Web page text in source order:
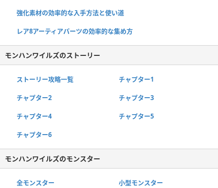
強化素材の効率的な入手方法と使い道
レア8アーティアパーツの効率的な集め方
モンハンワイルズのストーリー
ストーリー攻略一覧 チャプター1
チャプター2 チャプター3
チャプター4 チャプター5
チャプター6
モンハンワイルズのモンスター
全モンスター 小型モンスター